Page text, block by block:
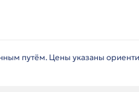
путём. Цены указаны